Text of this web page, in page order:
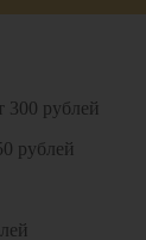
рублей
рублей